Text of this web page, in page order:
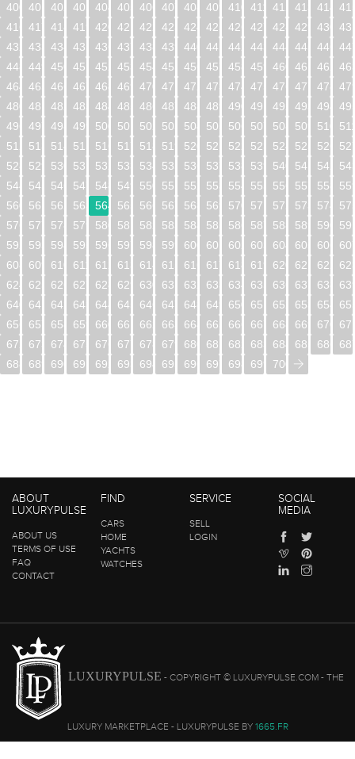
400
401 402 403 404 405 406 407 408 409 410 411 412 413 414
416
417 418 419 420 421 422 423 424 425 426 427 428 429 430
432
433 434 435 436 437 438 439 440 441 442 443 444 445 446
448
449 450 451 452 453 454 455 456 457 458 459 460 461 462
464
465 466 467 468 469 470 471 472 473 474 475 476 477 478
480
481 482 483 484 485 486 487 488 489 490 491 492 493 494
496
497 498 499 500 501 502 503 504 505 506 507 508 509 510
512
513 514 515 516 517 518 519 520 521 522 523 524 525 526
528
529 530 531 532 533 534 535 536 537 538 539 540 541 542
544
545 546 547 548 549 550 551 552 553 554 555 556 557 558
560
561 562 563 564 565 566 567 568 569 570 571 572 573 574
576
577 578 579 580 581 582 583 584 585 586 587 588 589 590
592
593 594 595 596 597 598 599 600 601 602 603 604 605 606
608
609 610 611 612 613 614 615 616 617 618 619 620 621 622
624
625 626 627 628 629 630 631 632 633 634 635 636 637 638
640
641 642 643 644 645 646 647 648 649 650 651 652 653 654
656
657 658 659 660 661 662 663 664 665 666 667 668 669 670
672
673 674 675 676 677 678 679 680 681 682 683 684 685 686
688
689 690 691 692 693 694 695 696 697 698 699 700
ABOUT
LUXURYPULSE
ABOUT US
TERMS OF USE
FAQ
CONTACT
FIND
CARS
HOME
YACHTS
WATCHES
SERVICE
SELL
LOGIN
SOCIAL
MEDIA
LUXURYPULSE - COPYRIGHT © LUXURYPULSE.COM - THE
LUXURY MARKETPLACE - LUXURYPULSE BY 1665.FR